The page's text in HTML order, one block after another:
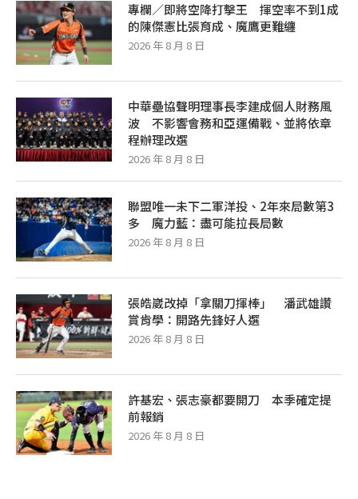
專欄／即將空降打擊王 揮空率不到1成
的陳傑憲比張育成、魔鷹更難纏
2026 年 8 月 8 日
中華壘協聲明理事長李建成個人財務風
波 不影響會務和亞運備戰、並將依章
程辦理改選
2026 年 8 月 8 日
聯盟唯一未下二軍洋投、2年來局數第3
多 魔力藍：盡可能拉長局數
2026 年 8 月 8 日
張皓崴改掉「拿關刀揮棒」 潘武雄讚
賞肯學：開路先鋒好人選
2026 年 8 月 8 日
許基宏、張志豪都要開刀 本季確定提
前報銷
2026 年 8 月 8 日